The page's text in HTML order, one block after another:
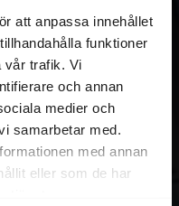
att anpassa innehållet
funktioner
vår trafik. Vi
och annan
medier och
samarbetar med.
med annan
eller som de har